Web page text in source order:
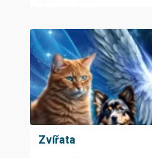
Zvířata